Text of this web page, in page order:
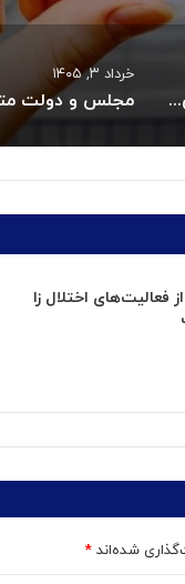
بازگشت سه سکوی پارس جنوبی به مدار تولید
خرداد ۳, ۱۴۰۵
فعالیت‌های اختلال زا
شده‌اند *